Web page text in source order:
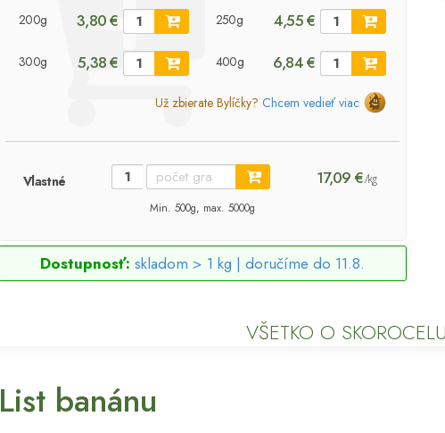
200g 3,80 € 250g 4,55 €
300g 5,38 € 400g 6,84 €
Už zbierate Bylíčky? Chcem vedieť viac
Vlastné 17,09 €/kg
Min. 500g, max. 5000g
Dostupnosť: skladom > 1 kg | doručíme do 11.8.
VŠETKO O SKOROCELU
List banánu